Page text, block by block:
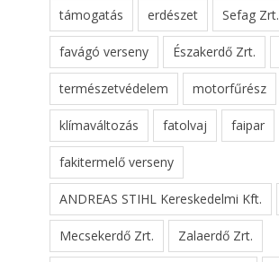
támogatás erdészet Sefag Zrt.
favágó verseny Északerdő Zrt.
természetvédelem motorfűrész
klímaváltozás fatolvaj faipar
fakitermelő verseny
ANDREAS STIHL Kereskedelmi Kft.
Mecsekerdő Zrt. Zalaerdő Zrt.